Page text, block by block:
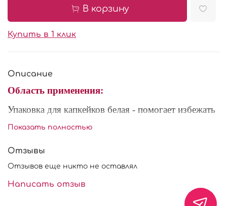
В корзину
Купить в 1 клик
Описание
Область применения:
Упаковка для капкейков белая - помогает избежать
повреждения готовой продукции при
презентации и приносит больше красоты
Показать полностью
Отзывы
Отзывов еще никто не оставлял
Написать отзыв